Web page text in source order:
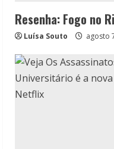
Resenha: Fogo no
Luísa Souto agosto